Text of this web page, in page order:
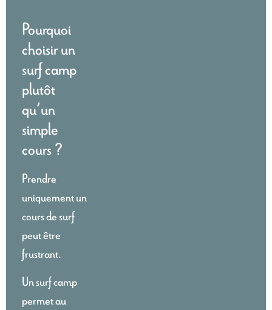
Pourquoi
choisir un
surf camp
plutôt
qu’un
simple
cours ?
Prendre
uniquement un
cours de surf
peut être
frustrant.
Un surf camp
permet au